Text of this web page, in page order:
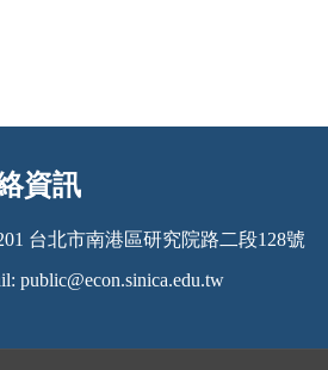
資訊
台北市南港區研究院路二段128號
public@econ.sinica.edu.tw